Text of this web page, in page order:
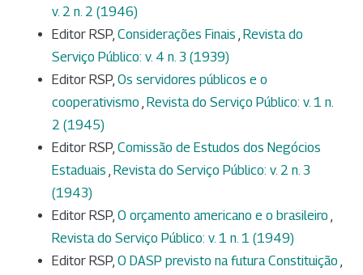
v. 2 n. 2 (1946)
Editor RSP, Considerações Finais , Revista do
Serviço Público: v. 4 n. 3 (1939)
Editor RSP, Os servidores públicos e o
cooperativismo , Revista do Serviço Público: v. 1 n.
2 (1945)
Editor RSP, Comissão de Estudos dos Negócios
Estaduais , Revista do Serviço Público: v. 2 n. 3
(1943)
Editor RSP, O orçamento americano e o brasileiro ,
Revista do Serviço Público: v. 1 n. 1 (1949)
Editor RSP, O DASP previsto na futura Constituição ,